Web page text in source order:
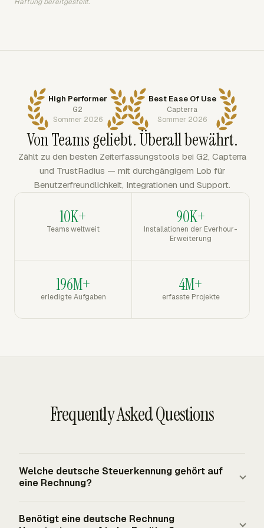
High Performer
G2
Sommer 2026
Best Ease Of Use
Capterra
Sommer 2026
Von Teams geliebt. Überall bewährt.
Zählt zu den besten Zeiterfassungstools bei G2, Capterra
und TrustRadius — mit durchgängigem Lob für
Benutzerfreundlichkeit, Integrationen und Support.
10K+
Teams weltweit
90K+
Installationen der Everhour-
Erweiterung
196M+
erledigte Aufgaben
4M+
erfasste Projekte
Frequently Asked Questions
Welche deutsche Steuerkennung gehört auf
eine Rechnung?
die vom Finanzamt erteilte Steuernummer des
Benötigt eine deutsche Rechnung